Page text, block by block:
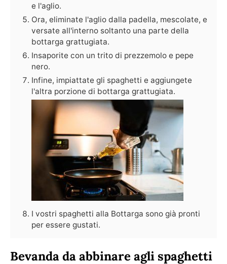
e l'aglio.
Ora, eliminate l'aglio dalla padella, mescolate, e
versate all'interno soltanto una parte della
bottarga grattugiata.
Insaporite con un trito di prezzemolo e pepe
nero.
Infine, impiattate gli spaghetti e aggiungete
l'altra porzione di bottarga grattugiata.
I vostri spaghetti alla Bottarga sono già pronti
per essere gustati.
Bevanda da abbinare agli spaghetti